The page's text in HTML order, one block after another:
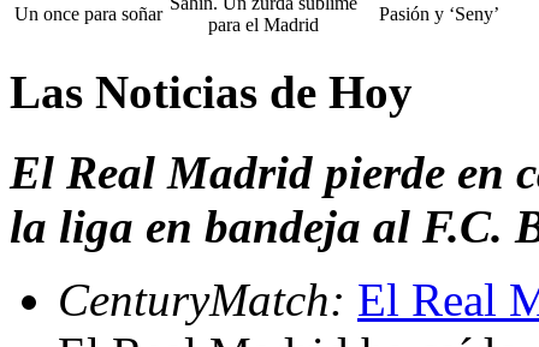
Un once para soñar
para el Madrid
Pasión y ‘Seny’
Las Noticias de Hoy
El Real Madrid pierde en
la liga en bandeja al F.C.
CenturyMatch: El Real